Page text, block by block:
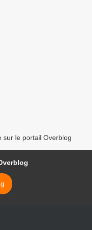
sur le portail Overblog